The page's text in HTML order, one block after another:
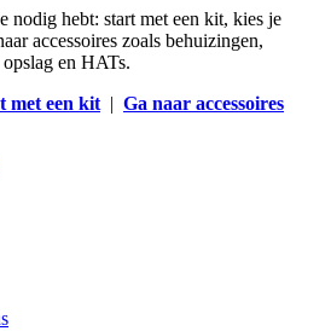
nodig hebt: start met een kit, kies je
accessoires zoals behuizingen,
en HATs.
met een kit| Ga naar accessoires